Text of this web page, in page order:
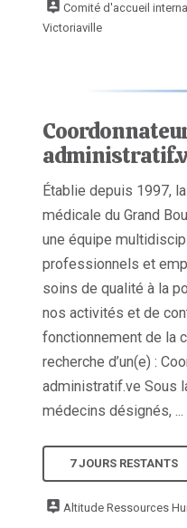
Comité d'accueil
Victoriaville
Établie depuis 1997,
médicale du Grand
une équipe
professionnels et
soins de qualité à la
nos activités et de
fonctionnement de la
recherche d’un(e) :
administratif.ve Sous
médecins désignés, ...
7 JOURS RESTANTS
Altitude Ressources